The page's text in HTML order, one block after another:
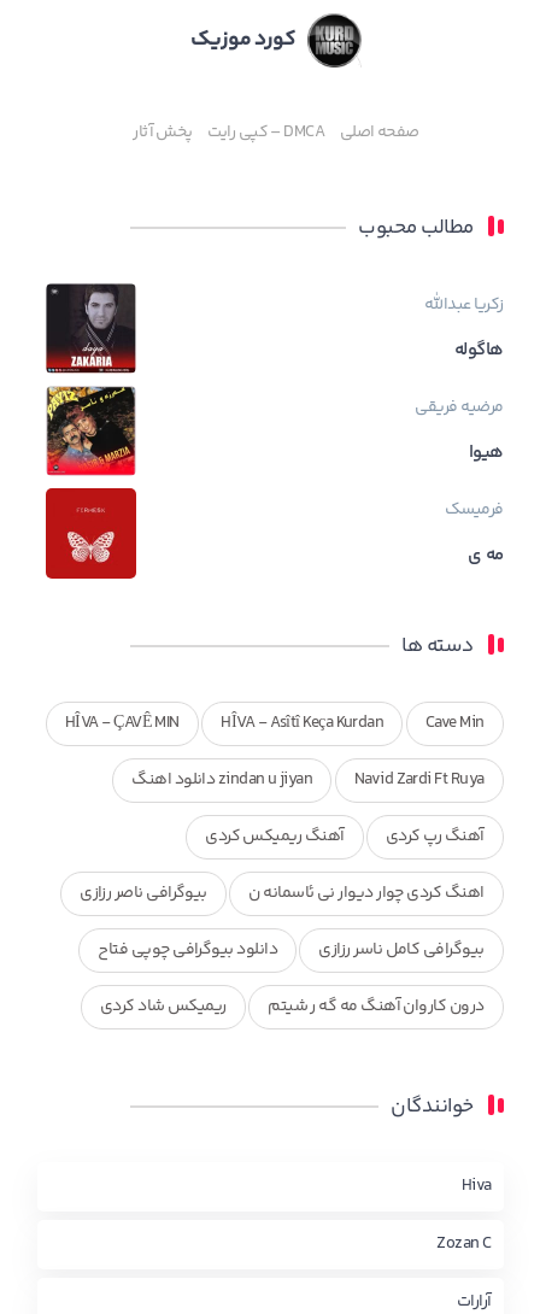
کورد موزیک
صفحه اصلی DMCA – کپی رایت پخش آثار
مطالب محبوب
زکریا عبدالله
هاگوله
مرضیه فریقی
هیوا
فرمیسک
مه ی
دسته ها
Cave Min
HÎVA - Asîtî Keça Kurdan
HÎVA - ÇAVÊ MIN
Navid Zardi Ft Ruya zindan u jiyan دانلود اهنگ
آهنگ رپ کردی آهنگ ریمیکس کردی
اهنگ کردی چوار دیوار نی ئاسمانه ن بیوگرافی ناصر رزازی
بیوگرافی کامل ناسر رزازی دانلود بیوگرافی چوپی فتاح
درون کاروان آهنگ مه گه ر شیتم ریمیکس شاد کردی
محمد جزا
چاو من
خوانندگان
Hiva
Zozan C
آرارات